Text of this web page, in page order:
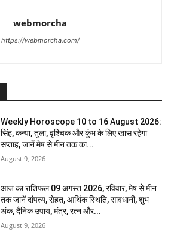
webmorcha
https://webmorcha.com/
Weekly Horoscope 10 to 16 August 2026:
सिंह, कन्या, तुला, वृश्चिक और कुंभ के लिए खास रहेगा
सप्ताह, जानें मेष से मीन तक का...
August 9, 2026
आज का राशिफल 09 अगस्त 2026, रविवार, मेष से मीन
तक जानें दांपत्य, सेहत, आर्थिक स्थिति, सावधानी, शुभ
अंक, दैनिक उपाय, मंत्र, रत्न और...
August 9, 2026